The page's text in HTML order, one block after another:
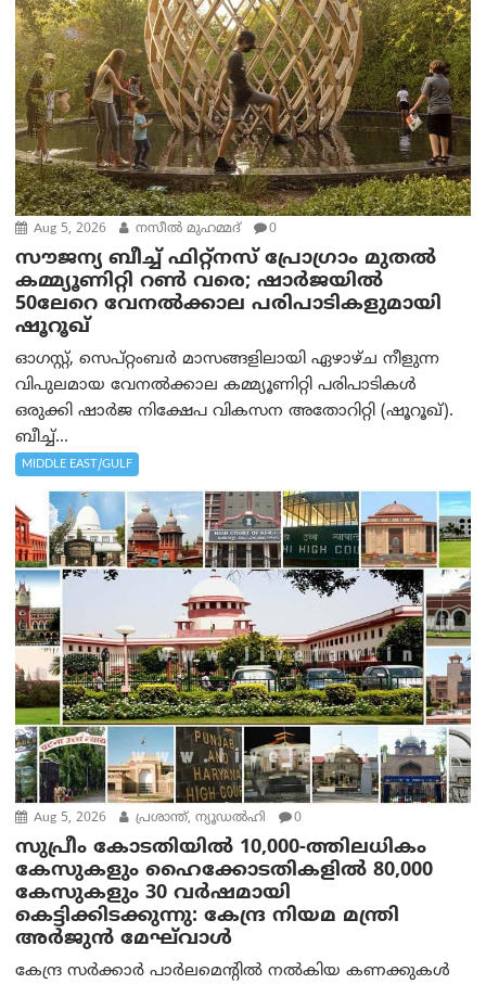
Aug 5, 2026 നസീല്‍ മുഹമ്മദ് 0
സൗജന്യ ബീച്ച് ഫിറ്റ്നസ് പ്രോ​ഗ്രാം മുതൽ
കമ്മ്യൂണിറ്റി റൺ വരെ; ഷാർജയിൽ
50ലേറെ വേനൽക്കാല പരിപാടികളുമായി
ഷൂറൂഖ്
ഓഗസ്റ്റ്, സെപ്റ്റംബർ മാസങ്ങളിലായി ഏഴാഴ്ച നീളുന്ന
വിപുലമായ വേനൽക്കാല കമ്മ്യൂണിറ്റി പരിപാടികൾ
ഒരുക്കി ഷാർജ നിക്ഷേപ വികസന അതോറിറ്റി (ഷൂറൂഖ്).
ബീച്ച്...
MIDDLE EAST/GULF
Aug 5, 2026 പ്രശാന്ത്, ന്യൂഡല്‍ഹി 0
സുപ്രീം കോടതിയിൽ 10,000-ത്തിലധികം
കേസുകളും ഹൈക്കോടതികളിൽ 80,000
കേസുകളും 30 വർഷമായി
കെട്ടിക്കിടക്കുന്നു: കേന്ദ്ര നിയമ മന്ത്രി
അര്‍ജുന്‍ മേഘ്‌വാള്‍
കേന്ദ്ര സർക്കാർ പാർലമെന്റിൽ നൽകിയ കണക്കുകൾ